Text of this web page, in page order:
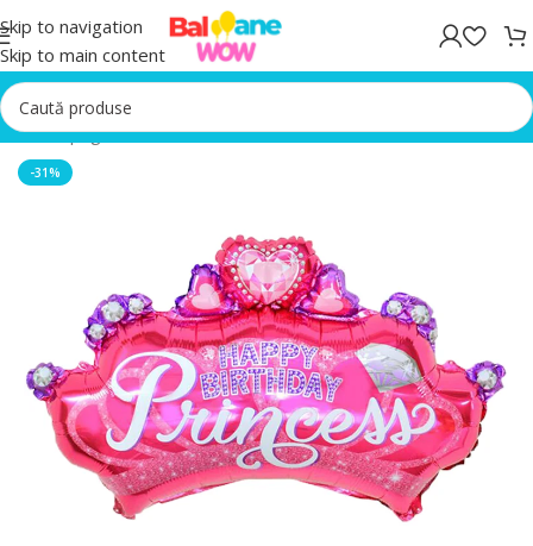
Skip to navigation
Skip to main content
Prima pagină/Baloane folie
-31%